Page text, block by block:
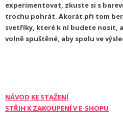
experimentovat, zkuste si s
trochu pohrát. Akorát při tom
svetříky, které k ní budete nosit,
volně spuštěné, aby spolu ve
NÁVOD KE STAŽENÍ
STŘIH K ZAKOUPENÍ V E-SHOPU